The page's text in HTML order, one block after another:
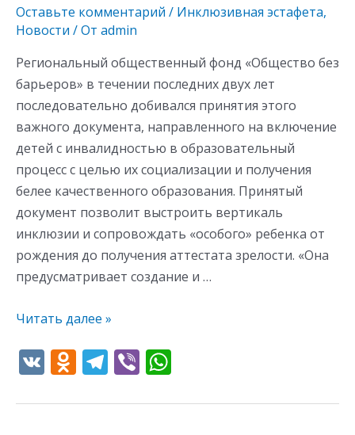
Оставьте комментарий / Инклюзивная эстафета,
Новости / От admin
Региональный общественный фонд «Общество без
барьеров» в течении последних двух лет
последовательно добивался принятия этого
важного документа, направленного на включение
детей с инвалидностью в образовательный
процесс с целью их социализации и получения
белее качественного образования. Принятый
документ позволит выстроить вертикаль
инклюзии и сопровождать «особого» ребенка от
рождения до получения аттестата зрелости. «Она
предусматривает создание и …
инклюзивного
Читать далее »
V O
n
T
e
Vi
er at